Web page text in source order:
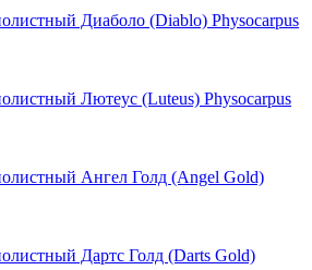
Диаболо (Diablo) Physocarpus
Лютеус (Luteus) Physocarpus
Ангел Голд (Angel Gold)
Дартс Голд (Darts Gold)